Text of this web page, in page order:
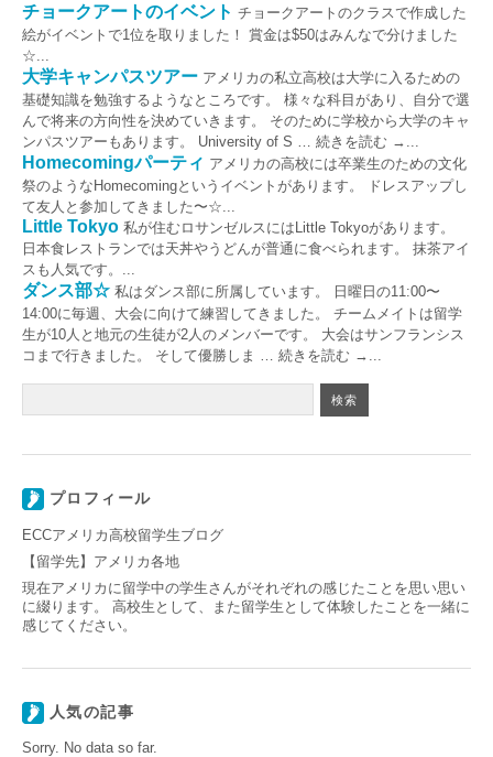
チョークアートのイベント チョークアートのクラスで作成した
絵がイベントで1位を取りました！ 賞金は$50はみんなで分けました
☆...
大学キャンパスツアー アメリカの私立高校は大学に入るための
基礎知識を勉強するようなところです。 様々な科目があり、自分で選
んで将来の方向性を決めていきます。 そのために学校から大学のキャ
ンパスツアーもあります。 University of S … 続きを読む →...
Homecomingパーティ アメリカの高校には卒業生のための文化
祭のようなHomecomingというイベントがあります。 ドレスアップし
て友人と参加してきました〜☆...
Little Tokyo 私が住むロサンゼルスにはLittle Tokyoがあります。
日本食レストランでは天丼やうどんが普通に食べられます。 抹茶アイ
スも人気です。...
ダンス部☆ 私はダンス部に所属しています。 日曜日の11:00〜
14:00に毎週、大会に向けて練習してきました。 チームメイトは留学
生が10人と地元の生徒が2人のメンバーです。 大会はサンフランシス
コまで行きました。 そして優勝しま … 続きを読む →...
プロフィール
ECCアメリカ高校留学生ブログ
【留学先】アメリカ各地
現在アメリカに留学中の学生さんがそれぞれの感じたことを思い思い
に綴ります。 高校生として、また留学生として体験したことを一緒に
感じてください。
人気の記事
Sorry. No data so far.